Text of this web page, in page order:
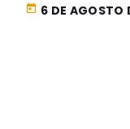
today 6 DE AGOSTO